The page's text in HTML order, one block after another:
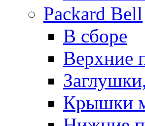
Packard Bell
В сборе
Верхние
Крышки